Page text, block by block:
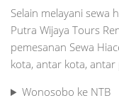
Selain melayani sewa
Putra Wijaya Tours
pemesanan Sewa
kota, antar kota,
Wonosobo ke NTB